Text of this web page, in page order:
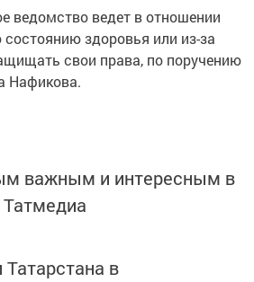
ведомство ведет в отношении
здоровья или из-за
свои права, по поручению
Нафикова.
важным и интересным в
Татмедиа
Татарстана в